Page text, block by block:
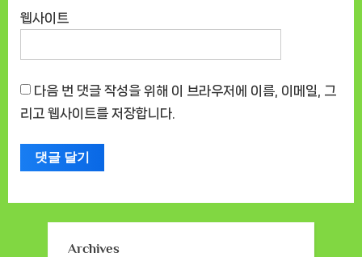
웹사이트
다음 번 댓글 작성을 위해 이 브라우저에 이름, 이메일, 그
리고 웹사이트를 저장합니다.
Archives